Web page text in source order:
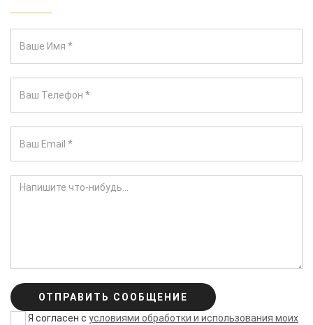
ОТПРАВИТЬ СООБЩЕНИЕ
Я согласен с условиями обработки и использования моих